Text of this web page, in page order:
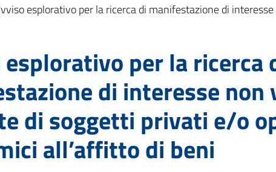
esplorativo per la ricerca di manifestazione di
per la ricerca
di interesse non
di soggetti privati e/o
all’affitto di beni